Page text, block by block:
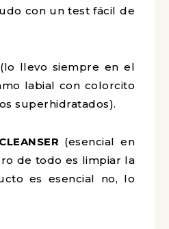
con un test fácil de
(lo llevo siempre en el
labial con colorcito
superhidratados).
(esencial en
de todo es limpiar la
es esencial no, lo